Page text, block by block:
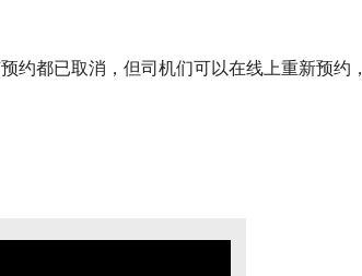
约都已取消，但司机们可以在线上重新预约，